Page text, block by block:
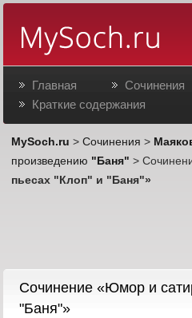
Главная
Сочинения
Краткие содержания
MySoch.ru >Сочинения >
произведению "Баня" >
пьесах "Клоп" и "Баня"»
Cочинение «Юмор и
"Баня"»